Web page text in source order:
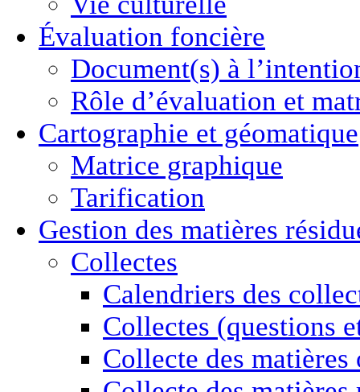
Évaluation foncière
Document(s) à
Rôle d’évaluation et
Cartographie et géomatique
Matrice graphique
Tarification
Gestion des matières
Collectes
Calendriers des
Collectes (questions
Collecte des matières